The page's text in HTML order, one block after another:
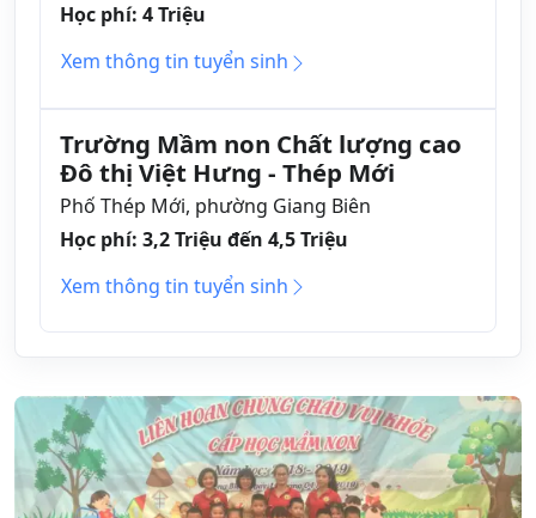
Học phí: 4 Triệu
Xem thông tin tuyển sinh
Trường Mầm non Chất lượng cao
Đô thị Việt Hưng - Thép Mới
Phố Thép Mới, phường Giang Biên
Học phí: 3,2 Triệu đến 4,5 Triệu
Xem thông tin tuyển sinh